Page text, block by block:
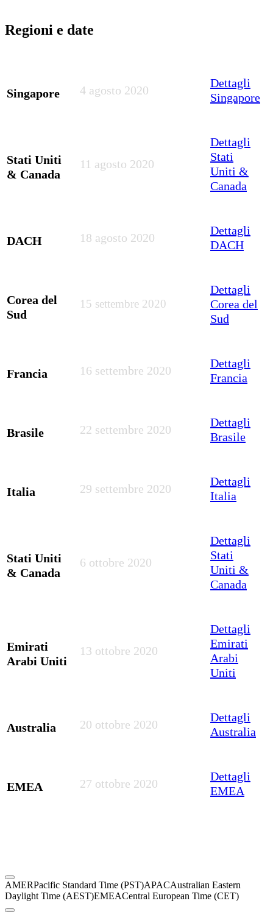
Regioni e date
Singapore 4 agosto 2020
Dettagli
Singapore
Stati Uniti
& Canada
11 agosto 2020
Dettagli
Stati
Uniti &
Canada
DACH 18 agosto 2020
Dettagli
DACH
Corea del
Sud
15 settembre 2020
Dettagli
Corea del
Sud
Francia 16 settembre 2020
Dettagli
Francia
Brasile 22 settembre 2020
Dettagli
Brasile
Italia 29 settembre 2020
Dettagli
Italia
Stati Uniti
& Canada
6 ottobre 2020
Dettagli
Stati
Uniti &
Canada
Emirati
Arabi Uniti
13 ottobre 2020
Dettagli
Emirati
Arabi
Uniti
Australia 20 ottobre 2020
Dettagli
Australia
EMEA 27 ottobre 2020
Dettagli
EMEA
AMERPacific Standard Time (PST)APACAustralian Eastern
Daylight Time (AEST)EMEACentral European Time (CET)